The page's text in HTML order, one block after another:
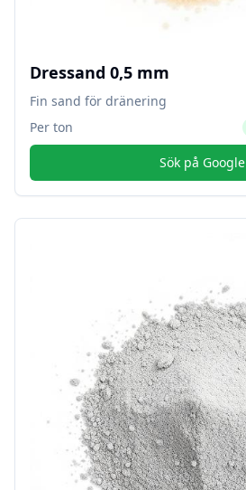
Dressand 0,5 mm
Fin sand för dränering
Per ton
Sök på Google